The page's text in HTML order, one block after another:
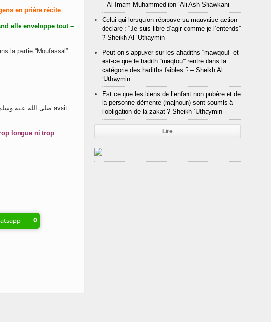
en prière récite
elle enveloppe tout –
la partie “Moufassal”
longue ni trop
0
– Al-Imam Muhammed ibn ‘Ali Ash-Shawkani
Celui qui lorsqu’on réprouve sa mauvaise action
déclare : “Je suis libre d’agir comme je l’entends”
? Sheikh Al ‘Uthaymin
Peut-on s’appuyer sur les ahadiths “mawqouf” et
est-ce que le hadith “maqtou'” rentre dans la
catégorie des hadiths faibles ? – Sheikh Al
‘Uthaymin
Est ce que les biens de l’enfant non pubère et de
la personne démente (majnoun) sont soumis à
l’obligation de la zakat ? Sheikh ‘Uthaymin
Lire